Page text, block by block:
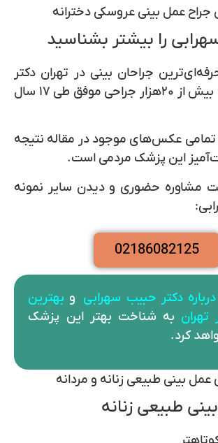
را بیشتر بشناسید
جراحان بینی در تهران دکتر
بیش از ۲۰‌هزار جراحی موفق طی ۱۷ سال
تمامی عکس‌های موجود در مقاله نتیجه
این پزشک مردمی است.
مشاوره حضوری و دیدن سایر نمونه
02186082125
دکتر حبیب سهرابی و بهترین
تهران به شناخت بهتر این پزشک
کرد.
طبیعی زنانه